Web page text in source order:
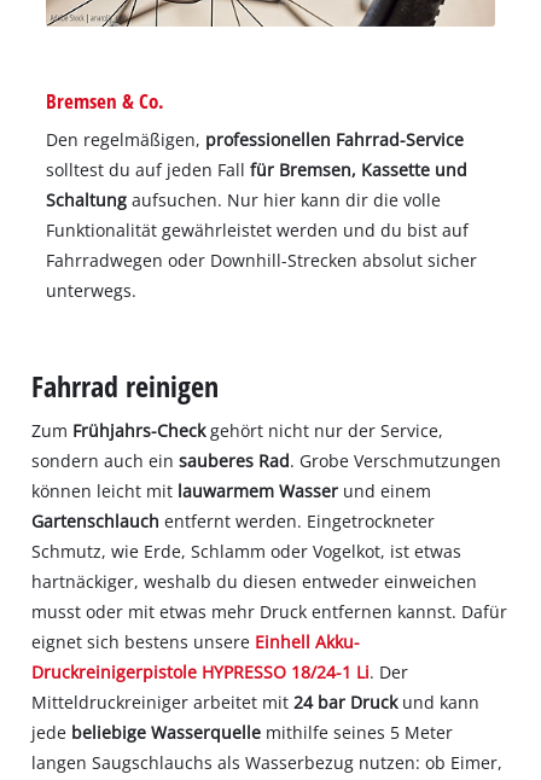
Bremsen & Co.
Den regelmäßigen, professionellen Fahrrad-Service
solltest du auf jeden Fall für Bremsen, Kassette und
Schaltungaufsuchen. Nur hier kann dir die volle
Funktionalität gewährleistet werden und du bist auf
Fahrradwegen oder Downhill-Strecken absolut sicher
unterwegs.
Fahrrad reinigen
Zum Frühjahrs-Checkgehört nicht nur der Service,
sondern auch einsauberes Rad. Grobe Verschmutzungen
können leicht mit lauwarmem Wasser und einem
Gartenschlauchentfernt werden. Eingetrockneter
Schmutz, wie Erde, Schlamm oder Vogelkot, ist etwas
hartnäckiger, weshalb du diesen entweder einweichen
musst oder mit etwas mehr Druck entfernen kannst. Dafür
eignet sich bestens unsere Einhell Akku-
Druckreinigerpistole HYPRESSO 18/24-1 Li. Der
Mitteldruckreiniger arbeitet mit24 bar Druckund kann
jede beliebige Wasserquelle mithilfe seines 5 Meter
langen Saugschlauchs als Wasserbezug nutzen: ob Eimer,